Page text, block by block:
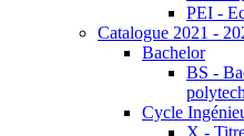
PEI -
Catalogue 2021 -
Bachelor
BS -
Cycle
X -